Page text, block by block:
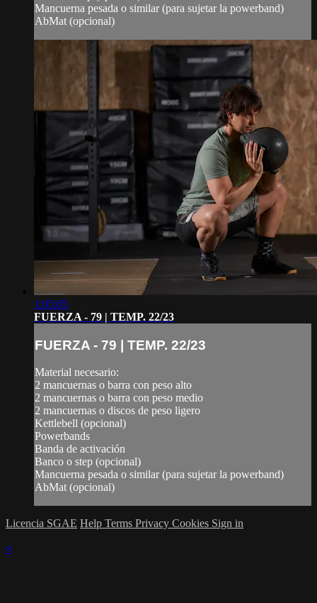
Mancuerna pesada o similar (para sujetar la powerband)
AbMat (opcional)
1:05:05
FUERZA - 79 | TEMP. 22/23
FUERZA - 79 | TEMP. 22/23
Material necesario:
2 mancuernas o barra con peso alto
2 mancuernas o barra con peso medio
2 mancuernas o discos de peso ligero
Kettlebell (opcional)
Powerbands
Banda de activación
Banco o step (opcional)
Mancuerna pesada o similar (para sujetar la powerband)
AbMat (opcional)
Licencia SGAE Help Terms Privacy Cookies Sign in
×